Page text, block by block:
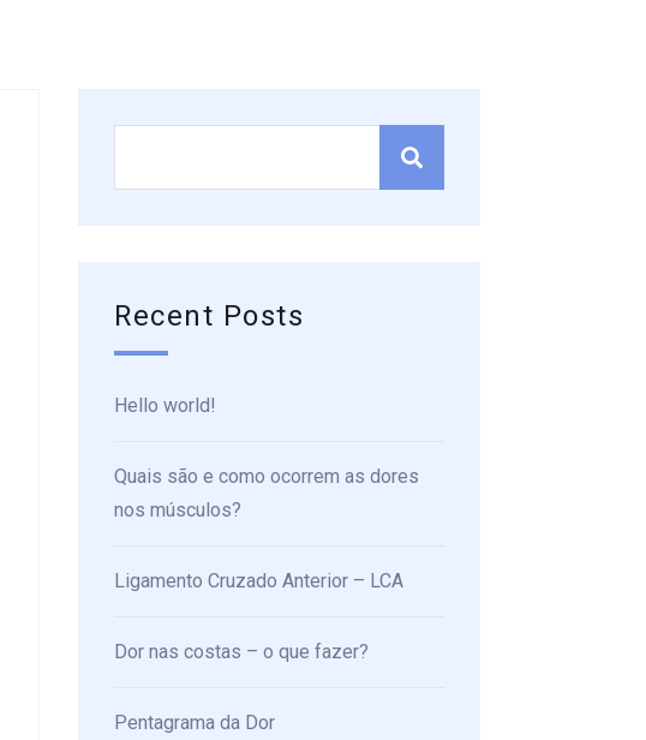
Recent Posts
Hello world!
Quais são e como ocorrem as dores
nos músculos?
Ligamento Cruzado Anterior – LCA
Dor nas costas – o que fazer?
Pentagrama da Dor